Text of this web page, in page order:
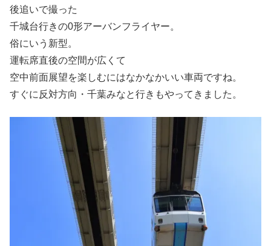
後追いで撮った
千城台行きの0形アーバンフライヤー。
俗にいう新型。
運転席直後の空間が広くて
空中前面展望を楽しむにはなかなかいい車両ですね。
すぐに反対方向・千葉みなと行きもやってきました。